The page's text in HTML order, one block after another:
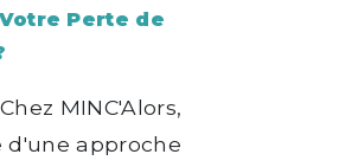
Perte de
Chez MINC'Alors,
d'une approche